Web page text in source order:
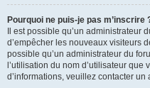
Pourquoi ne puis-je pas m’inscrire
Il est possible qu’un administrateur
d’empêcher les nouveaux visiteurs
possible qu’un administrateur du
l’utilisation du nom d’utilisateur
d’informations, veuillez contacter